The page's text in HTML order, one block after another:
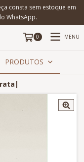
consta sem estoque em
WhatsApp.
0 MENU
PRODUTOS